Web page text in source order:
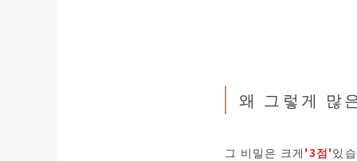
왜 그렇게 많
그 비밀은 크게 '3점'있